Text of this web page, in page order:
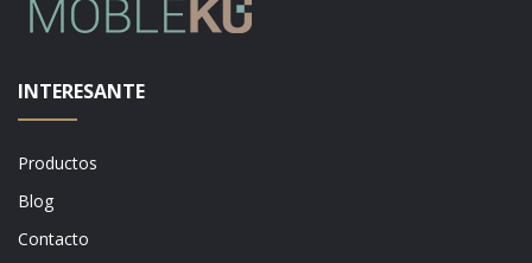
INTERESANTE
Productos
Blog
Contacto